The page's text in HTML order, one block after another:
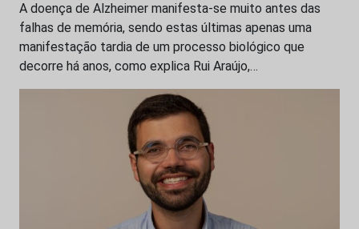
A doença de Alzheimer manifesta-se muito antes das
falhas de memória, sendo estas últimas apenas uma
manifestação tardia de um processo biológico que
decorre há anos, como explica Rui Araújo,…